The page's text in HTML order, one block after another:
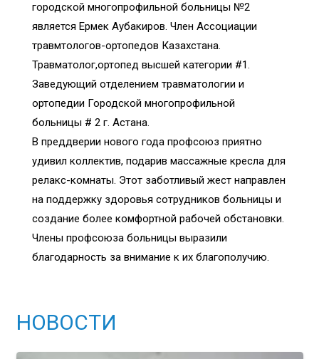
городской многопрофильной больницы №2
является Ермек Аубакиров. Член Ассоциации
травмтологов-ортопедов Казахстана.
Травматолог,ортопед высшей категории #1.
Заведующий отделением травматологии и
ортопедии Городской многопрофильной
больницы # 2 г. Астана.
В преддверии нового года профсоюз приятно
удивил коллектив, подарив массажные кресла для
релакс-комнаты. Этот заботливый жест направлен
на поддержку здоровья сотрудников больницы и
создание более комфортной рабочей обстановки.
Члены профсоюза больницы выразили
благодарность за внимание к их благополучию.
НОВОСТИ